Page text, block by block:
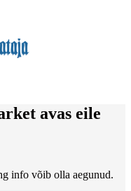
avas eile
info võib olla aegunud.